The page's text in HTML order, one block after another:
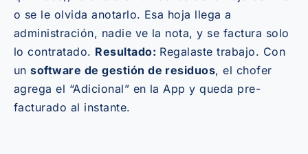
o se le olvida anotarlo. Esa hoja llega a
administración, nadie ve la nota, y se factura solo
lo contratado. Resultado: Regalaste trabajo. Con
unsoftware de gestión de residuos, el chofer
agrega el “Adicional” en la App y queda pre-
facturado al instante.